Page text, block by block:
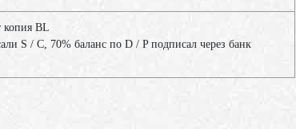
копия BL
S / C, 70% баланс по D / P подписал через банк